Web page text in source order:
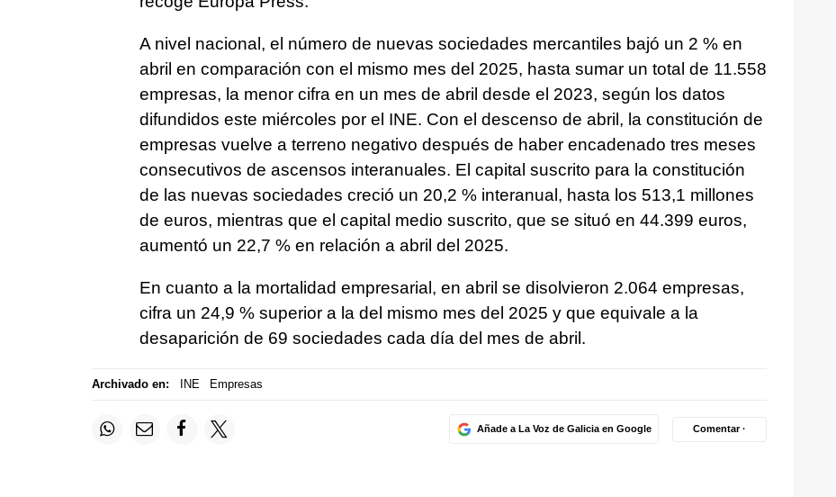
A nivel nacional, el número de nuevas sociedades mercantiles bajó un 2 % en
abril en comparación con el mismo mes del 2025, hasta sumar un total de 11.558
empresas, la menor cifra en un mes de abril desde el 2023, según los datos
difundidos este miércoles por el INE. Con el descenso de abril, la constitución de
empresas vuelve a terreno negativo después de haber encadenado tres meses
consecutivos de ascensos interanuales. El capital suscrito para la constitución
de las nuevas sociedades creció un 20,2 % interanual, hasta los 513,1 millones
de euros, mientras que el capital medio suscrito, que se situó en 44.399 euros,
aumentó un 22,7 % en relación a abril del 2025.
En cuanto a la mortalidad empresarial, en abril se disolvieron 2.064 empresas,
cifra un 24,9 % superior a la del mismo mes del 2025 y que equivale a la
desaparición de 69 sociedades cada día del mes de abril.
Archivado en: INE Empresas
Añade a La Voz de Galicia en Google Comentar ·